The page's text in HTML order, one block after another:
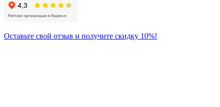
Оставьте свой отзыв и получите скидку 10%!